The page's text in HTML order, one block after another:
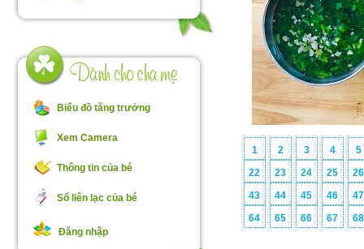
Biểu đồ tăng trưởng
Xem Camera
Thông tin của bé
Sổ liên lạc của bé
Đăng nhập
1 2 3 4
5
22
23 24 25
26
43
44 45 46
47
64
65 66 67 68